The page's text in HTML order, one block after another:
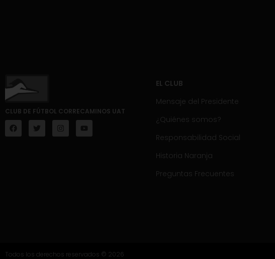
CLUB DE FÚTBOL CORRECAMINOS UAT
EL CLUB
Mensaje del Presidente
¿Quiénes somos?
Responsabilidad Social
Historia Naranja
Preguntas Frecuentes
Todos los derechos reservados © 2026